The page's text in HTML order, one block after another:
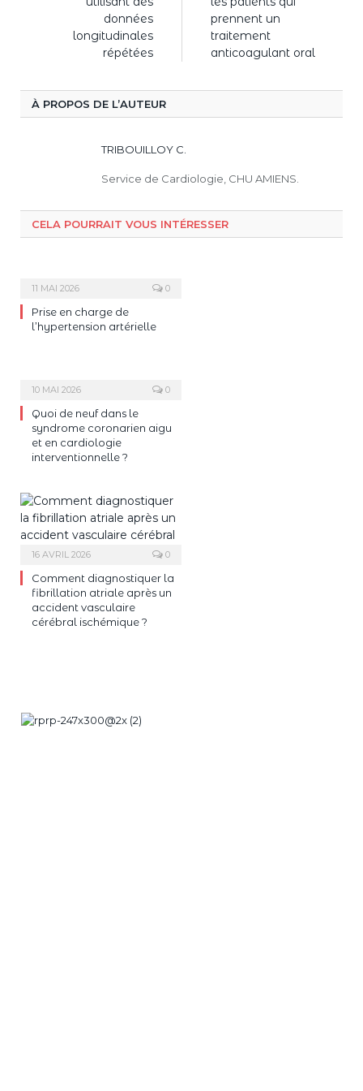
données
longitudinales
répétées
prennent un
traitement
anticoagulant oral
À PROPOS DE L’AUTEUR
TRIBOUILLOY C.
Service de Cardiologie, CHU AMIENS.
CELA POURRAIT VOUS INTÉRESSER
11 MAI 2026 0
Prise en charge de
l’hypertension artérielle
10 MAI 2026 0
Quoi de neuf dans le
syndrome coronarien aigu
et en cardiologie
interventionnelle ?
16 AVRIL 2026 0
Comment diagnostiquer la
fibrillation atriale après un
accident vasculaire
cérébral ischémique ?